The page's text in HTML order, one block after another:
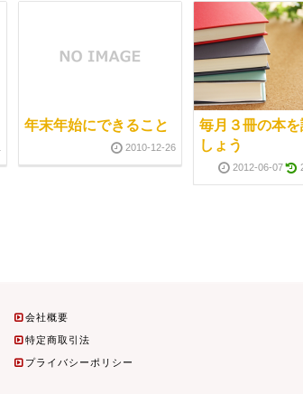
年末年始にできること
2010-12-26
毎月３冊の本を
しょう
2012-06-07
会社概要
特定商取引法
プライバシーポリシー